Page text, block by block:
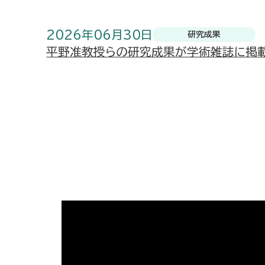
2026年06月30日 研究成果
平野准教授らの研究成果が学術雑誌に掲